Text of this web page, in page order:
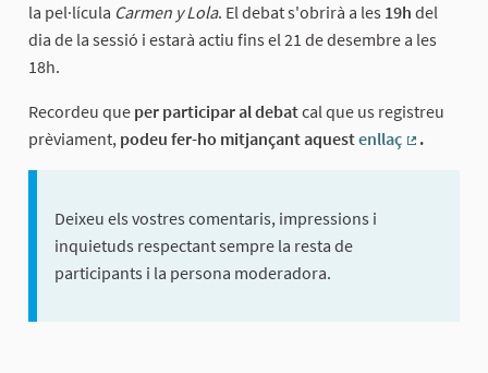
la pel·lícula Carmen y Lola. El debat s'obrirà a les 19h del
dia de la sessió i estarà actiu fins el 21 de desembre a les
18h.
Recordeu que per participar al debatcal que us registreu
prèviament, podeu fer-ho mitjançant aquestenllaç
.
Deixeu els vostres comentaris, impressions i
inquietuds respectant sempre la resta de
participants i la persona moderadora.